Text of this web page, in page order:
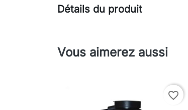
Détails du produit
Vous aimerez aussi
favorite_border